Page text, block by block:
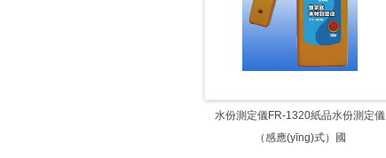
水份測定儀FR-1320紙品水份測定儀
（感應(yīng)式）國